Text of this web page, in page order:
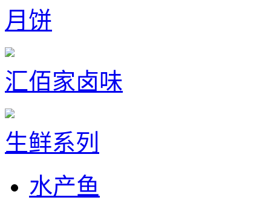
月饼
汇佰家卤味
生鲜系列
水产鱼